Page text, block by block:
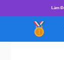
đến
dung
Làm